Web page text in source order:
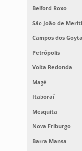
Belford Roxo
São João de Meriti
Campos dos
Petrópolis
Volta Redonda
Magé
Itaboraí
Mesquita
Nova Friburgo
Barra Mansa